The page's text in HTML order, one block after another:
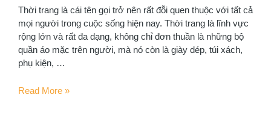
Thời trang là cái tên gọi trở nên rất đỗi quen thuộc với tất cả
mọi người trong cuộc sống hiện nay. Thời trang là lĩnh vực
rộng lớn và rất đa dạng, không chỉ đơn thuần là những bộ
quần áo mặc trên người, mà nó còn là giày dép, túi xách,
phụ kiện, …
Sở
Read More »